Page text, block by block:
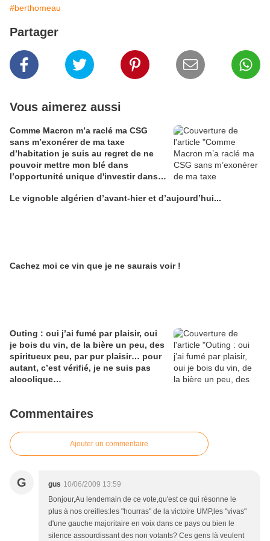
#berthomeau
Partager
Vous aimerez aussi
Comme Macron m’a raclé ma CSG
sans m’exonérer de ma taxe
d’habitation je suis au regret de ne
pouvoir mettre mon blé dans
l’opportunité unique d'investir dans
Alain Edouard
Le vignoble algérien d’avant-hier et d’aujourd’hui...
Cachez moi ce vin que je ne saurais voir !
Outing : oui j’ai fumé par plaisir, oui
je bois du vin, de la bière un peu, des
spiritueux peu, par pur plaisir… pour
autant, c’est vérifié, je ne suis pas
alcoolique…
Commentaires
Ajouter un commentaire
G gus 10/06/2009 13:59
Bonjour,Au lendemain de ce vote,qu'est ce qui résonne le
plus à nos oreilles:les "hourras" de la victoire UMP,les "vivas"
d'une gauche majoritaire en voix dans ce pays ou bien le
silence assourdissant des non votants? Ces gens là veulent